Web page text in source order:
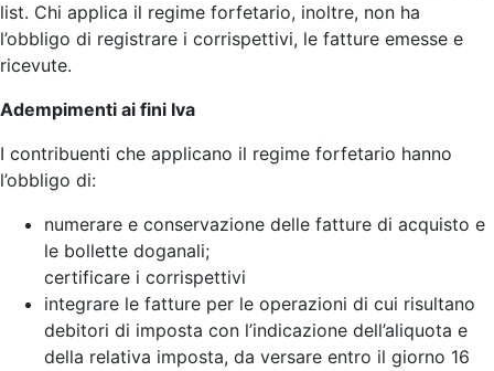
list. Chi applica il regime forfetario, inoltre, non ha
l’obbligo di registrare i corrispettivi, le fatture emesse e
ricevute.
Adempimenti ai fini Iva
I contribuenti che applicano il regime forfetario hanno
l’obbligo di:
numerare e conservazione delle fatture di acquisto e
le bollette doganali;
certificare i corrispettivi
integrare le fatture per le operazioni di cui risultano
debitori di imposta con l’indicazione dell’aliquota e
della relativa imposta, da versare entro il giorno 16